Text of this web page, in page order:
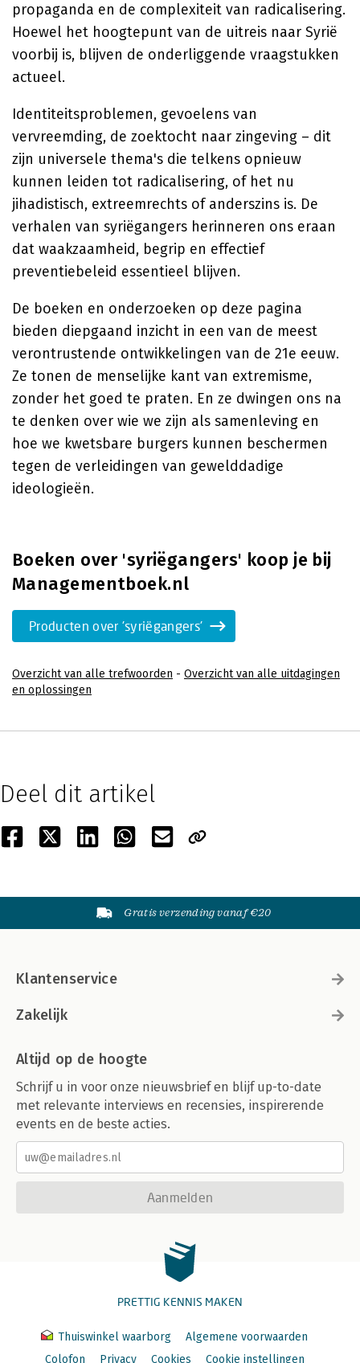
propaganda en de complexiteit van radicalisering.
Hoewel het hoogtepunt van de uitreis naar Syrië
voorbij is, blijven de onderliggende vraagstukken
actueel.
Identiteitsproblemen, gevoelens van
vervreemding, de zoektocht naar zingeving – dit
zijn universele thema's die telkens opnieuw
kunnen leiden tot radicalisering, of het nu
jihadistisch, extreemrechts of anderszins is. De
verhalen van syriëgangers herinneren ons eraan
dat waakzaamheid, begrip en effectief
preventiebeleid essentieel blijven.
De boeken en onderzoeken op deze pagina
bieden diepgaand inzicht in een van de meest
verontrustende ontwikkelingen van de 21e eeuw.
Ze tonen de menselijke kant van extremisme,
zonder het goed te praten. En ze dwingen ons na
te denken over wie we zijn als samenleving en
hoe we kwetsbare burgers kunnen beschermen
tegen de verleidingen van gewelddadige
ideologieën.
Boeken over 'syriëgangers' koop je bij
Managementboek.nl
Producten over 'syriëgangers'
Overzicht van alle trefwoorden - Overzicht van alle uitdagingen
en oplossingen
Deel dit artikel
Gratis verzending vanaf €20
Klantenservice
Zakelijk
Altijd op de hoogte
Schrijf u in voor onze nieuwsbrief en blijf up-to-date
met relevante interviews en recensies, inspirerende
events en de beste acties.
Aanmelden
PRETTIG KENNIS MAKEN
Thuiswinkel waarborg
Algemene voorwaarden
Colofon
Privacy Cookies Cookie instellingen